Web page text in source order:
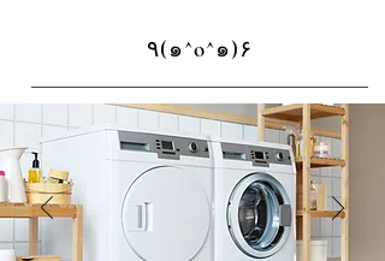
٩(๑^o^๑)۶